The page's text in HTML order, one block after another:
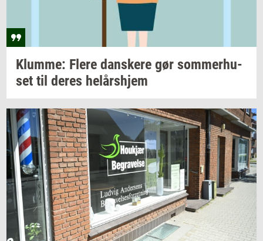
Klum­me: Flere dan­ske­re gør som­mer­hu­
set til deres helårs­hjem